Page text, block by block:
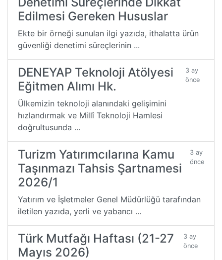
Edilmesi Gereken Hususlar
Ekte bir örneği sunulan ilgi yazıda, ithalatta ürün
güvenliği denetimi süreçlerinin ...
DENEYAP Teknoloji Atölyesi
Eğitmen Alımı Hk.
3 ay
önce
Ülkemizin teknoloji alanındaki gelişimini
hızlandırmak ve Millî Teknoloji Hamlesi
doğrultusunda ...
Turizm Yatırımcılarına Kamu
Taşınmazı Tahsis Şartnamesi
2026/1
3 ay
önce
Yatırım ve İşletmeler Genel Müdürlüğü tarafından
iletilen yazıda, yerli ve yabancı ...
Türk Mutfağı Haftası (21-27
Mayıs 2026)
3 ay
önce